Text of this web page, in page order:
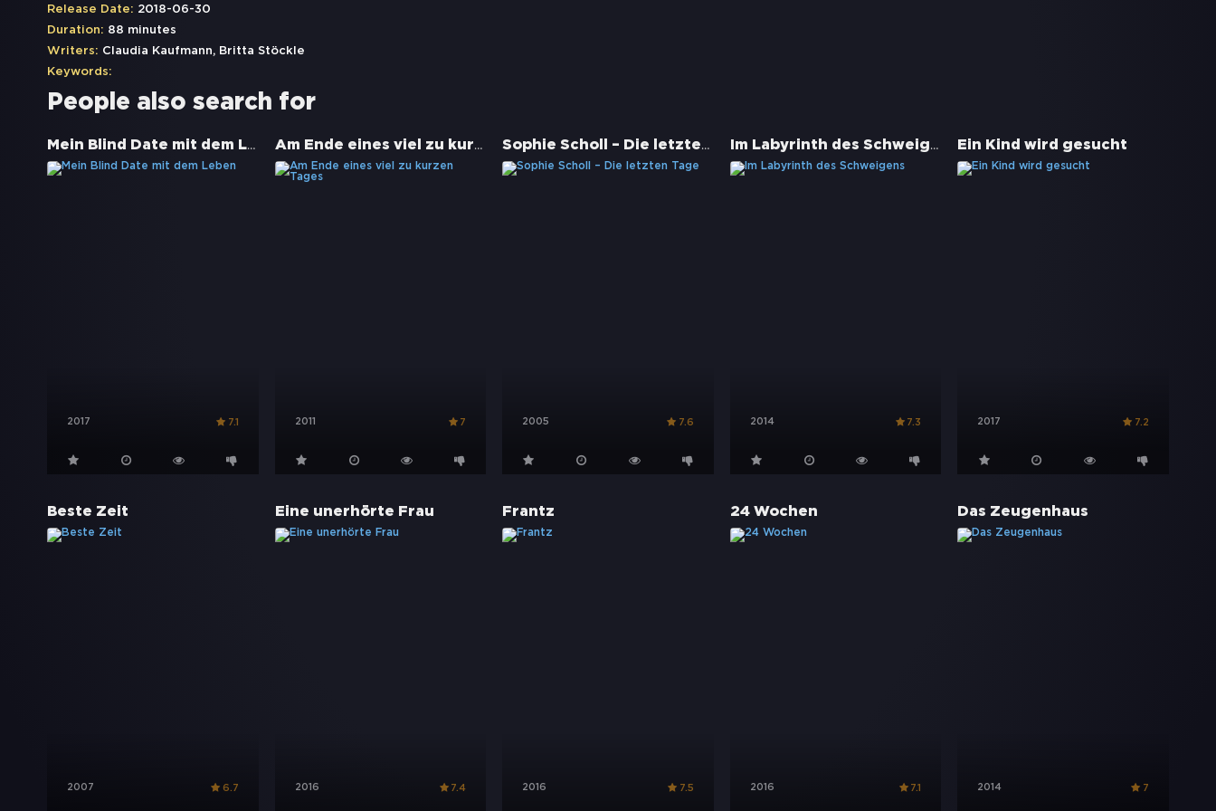
Release Date: 2018-06-30
Duration: 88 minutes
Writers: Claudia Kaufmann, Britta Stöckle
Keywords:
People also search for
Mein Blind Date mit dem Leben
2017 7.1
Am Ende eines viel zu kurzen Tages
2011 7
Sophie Scholl – Die letzten Tage
2005 7.6
Im Labyrinth des Schweigens
2014 7.3
Ein Kind wird gesucht
2017 7.2
Beste Zeit
2007 6.7
Eine unerhörte Frau
2016 7.4
Frantz
2016 7.5
24 Wochen
2016 7.1
Das Zeugenhaus
2014 7